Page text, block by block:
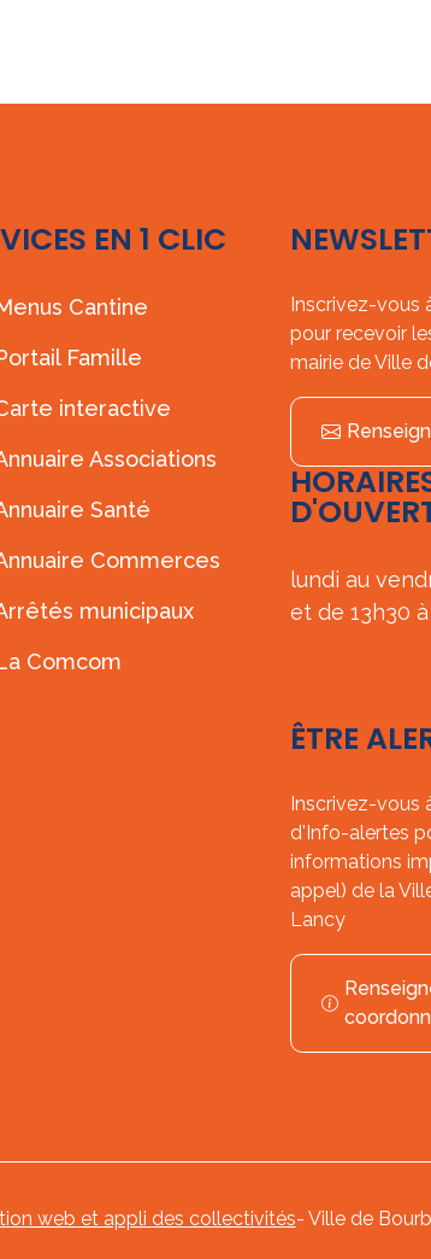
EN 1 CLIC
Cantine
Famille
interactive
Associations
Santé
Commerces
municipaux
Comcom
Inscrivez-vous
pour recevoir
mairie de Ville
lundi au
et de 13h30
ÊTRE
Inscrivez-vous
d'Info-alertes
informations
appel) de la
Lancy
web et appli des collectivités- Ville de